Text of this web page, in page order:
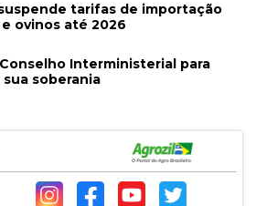
tarifas de importação
ovinos até 2026
Interministerial para
soberania